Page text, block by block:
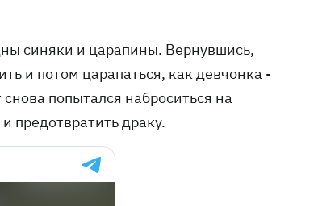
синяки и царапины. Вернувшись,
и потом царапаться, как девчонка -
попытался наброситься на
предотвратить драку.